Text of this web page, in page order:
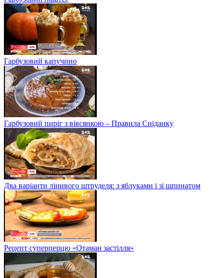
Гарбузовий капучино
Гарбузовий пиріг з вівсянкою – Правила Сніданку
Два варіанти лінивого штруделя: з яблуками і зі шпинатом
Рецепт суперперцю «Отаман застілля»